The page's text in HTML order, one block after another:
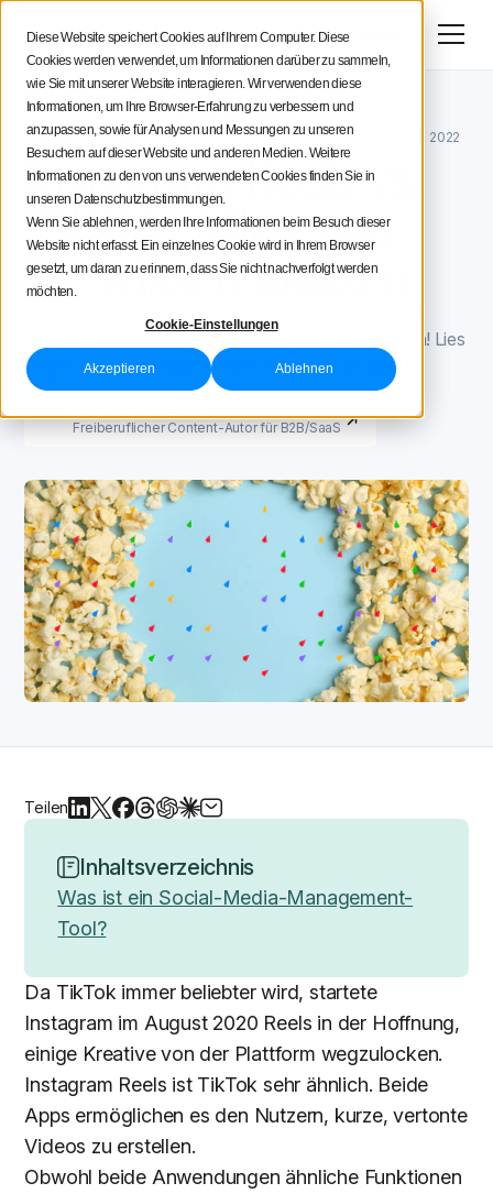
Diese Website speichert Cookies auf Ihrem Computer. Diese
Cookies werden verwendet, um Informationen darüber zu sammeln,
wie Sie mit unserer Website interagieren. Wir verwenden diese
Informationen, um Ihre Browser-Erfahrung zu verbessern und
anzupassen, sowie für Analysen und Messungen zu unseren
Besuchern auf dieser Website und anderen Medien. Weitere
Informationen zu den von uns verwendeten Cookies finden Sie in
unseren Datenschutzbestimmungen.
Wenn Sie ablehnen, werden Ihre Informationen beim Besuch dieser
Website nicht erfasst. Ein einzelnes Cookie wird in Ihrem Browser
gesetzt, um daran zu erinnern, dass Sie nicht nachverfolgt werden
möchten.
Cookie-Einstellungen
Akzeptieren Ablehnen
Jetzt testen
Menü
Social Media Strategie
Tipps für Creatoren
Iconosquare -Blog TikTok für Marken
TikTok für Marken January 27, 2021 Aktualisiert am July 20, 2022
Instagram Reels vs.
TikTok: Alles, was
Sie wissen müssen
TikTok gewinnt? Das werden Sie gleich herausfinden! Lies
weiter, um alle wichtigen Unterschiede zu erfahren...
07 MIN.
Freiberuflicher Content-Autor für B2B/SaaS
Teilen
Inhaltsverzeichnis
Was ist ein Social-Media-Management-
Tool?
Da TikTok immer beliebter wird, startete
Instagram im August 2020 Reels in der Hoffnung,
einige Kreative von der Plattform wegzulocken.
Instagram Reels ist TikTok sehr ähnlich. Beide
Apps ermöglichen es den Nutzern, kurze, vertonte
Videos zu erstellen.
Obwohl beide Anwendungen ähnliche Funktionen